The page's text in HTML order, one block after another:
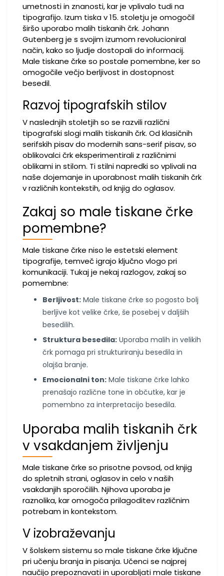
umetnosti in znanosti, kar je vplivalo tudi na
tipografijo. Izum tiska v 15. stoletju je omogočil
širšo uporabo malih tiskanih črk. Johann
Gutenberg je s svojim izumom revolucioniral
način, kako so ljudje dostopali do informacij.
Male tiskane črke so postale pomembne, ker so
omogočile večjo berljivost in dostopnost
besedil.
Razvoj tipografskih stilov
V naslednjih stoletjih so se razvili različni
tipografski slogi malih tiskanih črk. Od klasičnih
serifskih pisav do modernih sans-serif pisav, so
oblikovalci črk eksperimentirali z različnimi
oblikami in stilom. Ti stilni napredki so vplivali na
naše dojemanje in uporabnost malih tiskanih črk
v različnih kontekstih, od knjig do oglasov.
Zakaj so male tiskane črke
pomembne?
Male tiskane črke niso le estetski element
tipografije, temveč igrajo ključno vlogo pri
komunikaciji. Tukaj je nekaj razlogov, zakaj so
pomembne:
Berljivost: Male tiskane črke so pogosto bolj
berljive kot velike črke, še posebej v daljših
besedilih.
Struktura besedila: Uporaba malih in velikih
črk pomaga pri strukturiranju besedila in
olajša branje.
Emocionalni ton: Male tiskane črke lahko
prenašajo različne tone in občutke, kar je
pomembno za interpretacijo besedila.
Uporaba malih tiskanih črk
v vsakdanjem življenju
Male tiskane črke so prisotne povsod, od knjig
do spletnih strani, oglasov in celo v naših
vsakdanjih sporočilih. Njihova uporaba je
raznolika, kar omogoča prilagoditev različnim
potrebam in kontekstom.
V izobraževanju
V šolskem sistemu so male tiskane črke ključne
pri učenju branja in pisanja. Učenci se najprej
naučijo prepoznavati in uporabljati male tiskane